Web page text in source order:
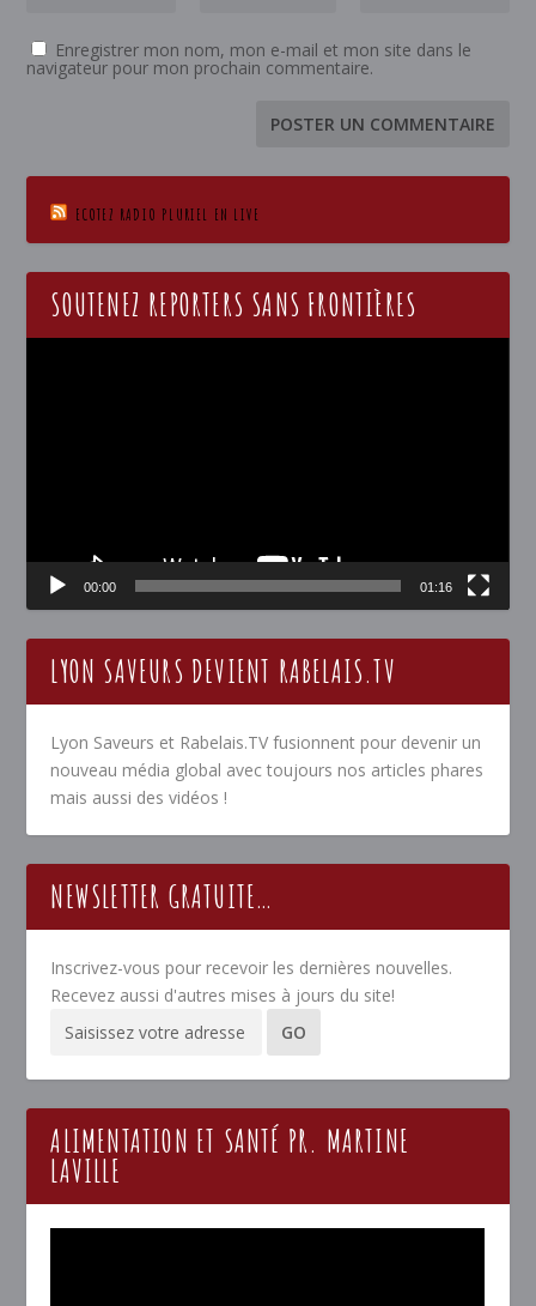
Enregistrer mon nom, mon e-mail et mon site dans le
navigateur pour mon prochain commentaire.
ECOTEZ RADIO PLURIEL EN LIVE
SOUTENEZ REPORTERS SANS FRONTIÈRES
00:00 01:16
LYON SAVEURS DEVIENT RABELAIS.TV
Lyon Saveurs et Rabelais.TV fusionnent pour devenir un
nouveau média global avec toujours nos articles phares
mais aussi des vidéos !
NEWSLETTER GRATUITE…
Inscrivez-vous pour recevoir les dernières nouvelles.
Recevez aussi d'autres mises à jours du site!
ALIMENTATION ET SANTÉ PR. MARTINE
LAVILLE